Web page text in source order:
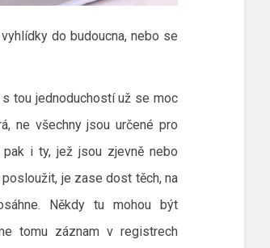
do budoucna, nebo se
tou jednoduchostí už se moc
ne všechny jsou určené pro
i ty, jež jsou zjevně nebo
je zase dost těch, na
Někdy tu mohou být
tomu záznam v registrech